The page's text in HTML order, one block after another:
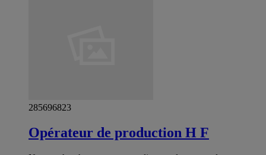
285696823
Opérateur de production H F